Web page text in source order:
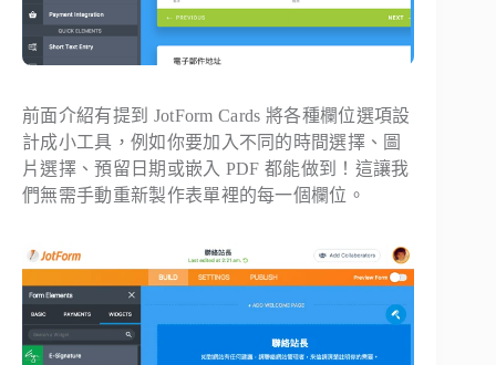
前面介紹有提到 JotForm Cards 將各種欄位選項設
計成小工具，例如你要加入不同的時間選擇、圖
片選擇、預留日期或嵌入 PDF 都能做到！這讓我
們無需手動重新製作表單裡的每一個欄位。